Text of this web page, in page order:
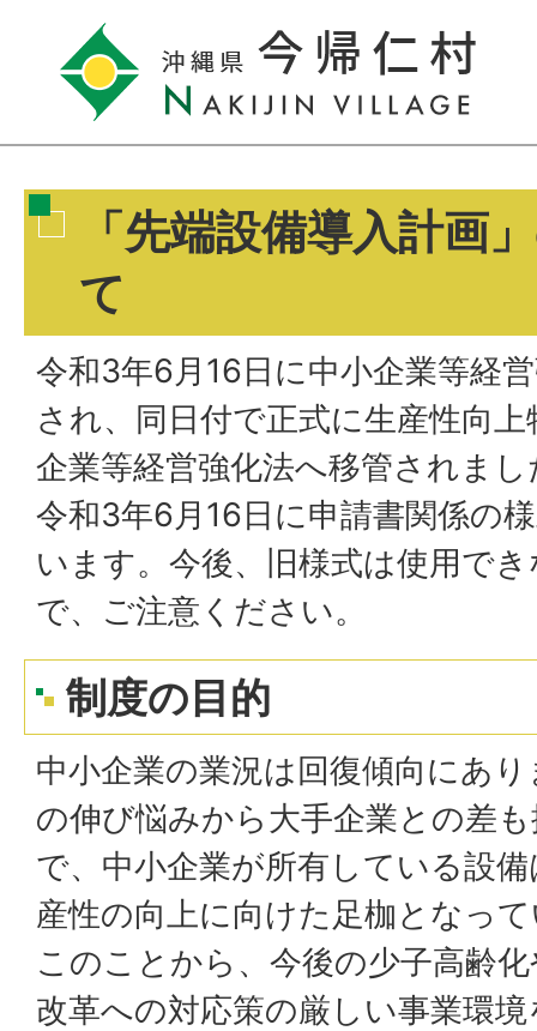
「先端設備導入計画
て
令和3年6月16日に中小企業等経
され、同日付で正式に生産性向
企業等経営強化法へ移管されま
令和3年6月16日に申請書関係の
います。今後、旧様式は使用で
で、ご注意ください。
制度の目的
中小企業の業況は回復傾向にあ
の伸び悩みから大手企業との差
で、中小企業が所有している設
産性の向上に向けた足枷となっ
このことから、今後の少子高齢
改革への対応策の厳しい事業環